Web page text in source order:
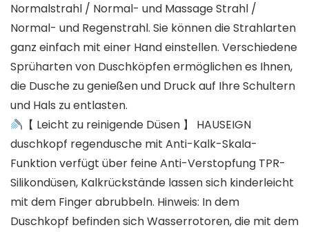
Normalstrahl / Normal- und Massage Strahl /
Normal- und Regenstrahl. Sie können die Strahlarten
ganz einfach mit einer Hand einstellen. Verschiedene
Sprüharten von Duschköpfen ermöglichen es Ihnen,
die Dusche zu genießen und Druck auf Ihre Schultern
und Hals zu entlasten.
【 Leicht zu reinigende Düsen 】 HAUSEIGN
duschkopf regendusche mit Anti-Kalk-Skala-
Funktion verfügt über feine Anti-Verstopfung TPR-
Silikondüsen, Kalkrückstände lassen sich kinderleicht
mit dem Finger abrubbeln. Hinweis: In dem
Duschkopf befinden sich Wasserrotoren, die mit dem